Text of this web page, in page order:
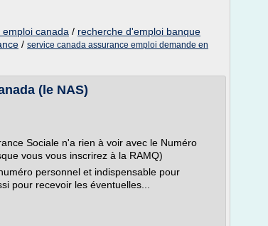
canada / recherche d'emploi banque
/ service canada assurance emploi demande en
(le NAS)
Sociale n'a rien à voir avec le Numéro
vous vous inscrirez à la RAMQ)
personnel et indispensable pour
pour recevoir les éventuelles...